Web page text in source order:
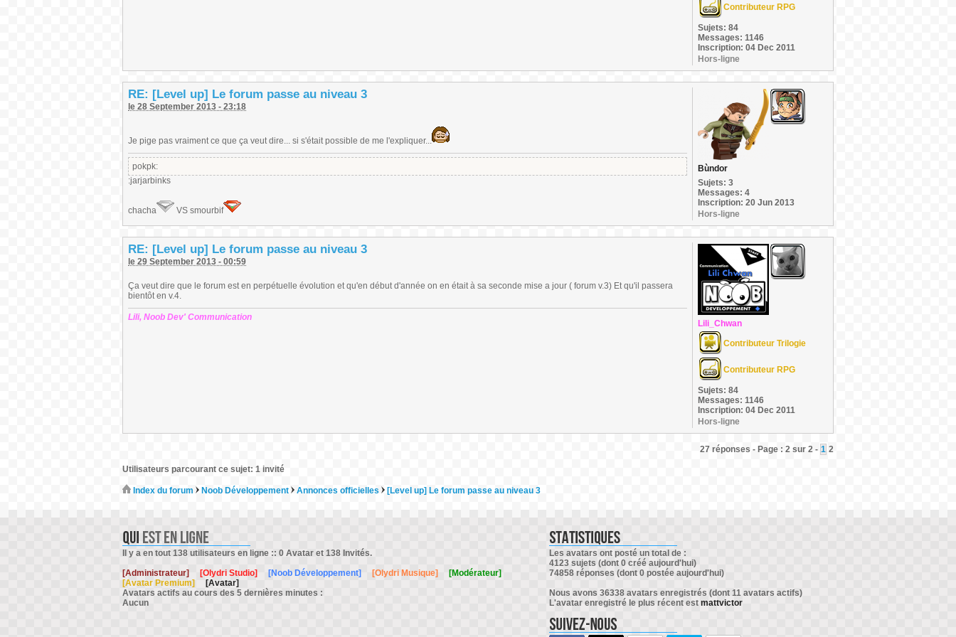
Contributeur RPG
Sujets: 84
Messages: 1146
Inscription: 04 Dec 2011
Hors-ligne
RE: [Level up] Le forum passe au niveau 3
le 28 September 2013 - 23:18
Je pige pas vraiment ce que ça veut dire... si s'était possible de me l'expliquer...
pokpk:
:jarjarbinks
chacha VS smourbif
Bùndor
Sujets: 3
Messages: 4
Inscription: 20 Jun 2013
Hors-ligne
RE: [Level up] Le forum passe au niveau 3
le 29 September 2013 - 00:59
Ça veut dire que le forum est en perpétuelle évolution et qu'en début d'année on en était à sa seconde mise a jour ( forum v.3) Et qu'il passera
bientôt en v.4.
Lili, Noob Dev' Communication
Lili_Chwan
Contributeur Trilogie
Contributeur RPG
Sujets: 84
Messages: 1146
Inscription: 04 Dec 2011
Hors-ligne
27 réponses - Page : 2 sur 2 - 1 2
Utilisateurs parcourant ce sujet: 1 invité
Index du forum Noob Développement Annonces officielles [Level up] Le forum passe au niveau 3
Il y a en tout 138 utilisateurs en ligne :: 0 Avatar et 138 Invités.
[Administrateur]
[Olydri Studio] [Noob Développement] [Olydri Musique]
[Modérateur]
[Avatar Premium]
[Avatar]
Avatars actifs au cours des 5 dernières minutes :
Aucun
Les avatars ont posté un total de :
4123 sujets (dont 0 créé aujourd'hui)
74858 réponses (dont 0 postée aujourd'hui)
Nous avons 36338 avatars enregistrés (dont 11 avatars actifs)
L'avatar enregistré le plus récent est mattvictor